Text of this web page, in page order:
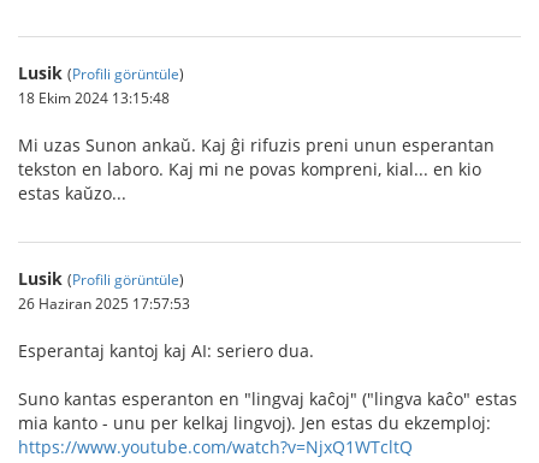
Lusik (Profili görüntüle)
18 Ekim 2024 13:15:48
Mi uzas Sunon ankaŭ. Kaj ĝi rifuzis preni unun esperantan
tekston en laboro. Kaj mi ne povas kompreni, kial... en kio
estas kaŭzo...
Lusik (Profili görüntüle)
26 Haziran 2025 17:57:53
Esperantaj kantoj kaj AI: seriero dua.
Suno kantas esperanton en "lingvaj kaĉoj" ("lingva kaĉo" estas
mia kanto - unu per kelkaj lingvoj). Jen estas du ekzemploj:
https://www.youtube.com/watch?v=NjxQ1WTcltQ